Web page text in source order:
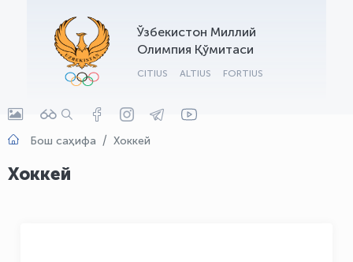
Ўзбекистон Миллий
Олимпия Қўмитаси
CITIUS ALTIUS FORTIUS
Бош саҳифа Хоккей
Хоккей
OLYMPCHIK AI - yordamchi
Онлайн · olympic.uz